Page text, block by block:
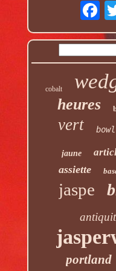
cobalt
heures
vert bowl
jaune
assiette
jaspe
portland